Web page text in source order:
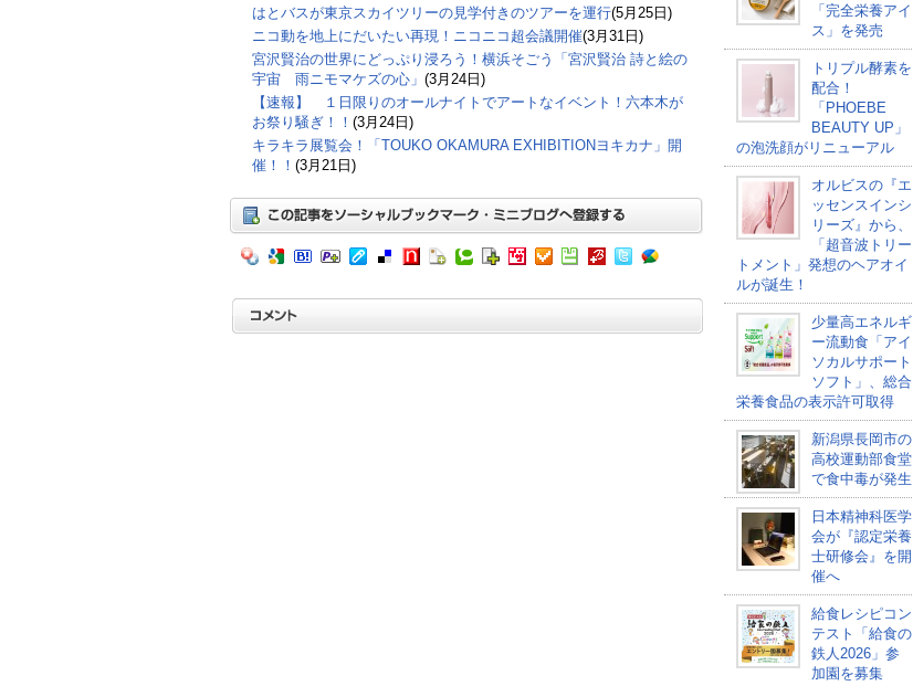
はとバスが東京スカイツリーの見学付きのツアーを運行(5月25日)
ニコ動を地上にだいたい再現！ニコニコ超会議開催(3月31日)
宮沢賢治の世界にどっぷり浸ろう！横浜そごう「宮沢賢治 詩と絵の
宇宙 雨ニモマケズの心」 (3月24日)
【速報】 １日限りのオールナイトでアートなイベント！六本木が
お祭り騒ぎ！！ (3月24日)
キラキラ展覧会！「TOUKO OKAMURA EXHIBITIONヨキカナ」開
催！！ (3月21日)
「完全栄養アイ
ス」を発売
トリプル酵素を
配合！
「PHOEBE
BEAUTY UP」
の泡洗顔がリニューアル
オルビスの『エ
ッセンスインシ
リーズ』から、
「超音波トリー
トメント」発想のヘアオイ
ルが誕生！
少量高エネルギ
ー流動食「アイ
ソカルサポート
ソフト」、総合
栄養食品の表示許可取得
新潟県長岡市の
高校運動部食堂
で食中毒が発生
日本精神科医学
会が『認定栄養
士研修会』を開
催へ
給食レシピコン
テスト「給食の
鉄人2026」参
加園を募集